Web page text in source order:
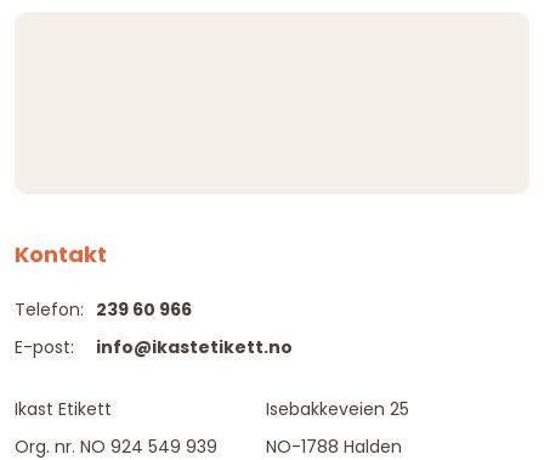
Kontakt
Telefon:
E-post:
239 60 966
info@ikastetikett.no
Ikast Etikett
Org. nr. NO 924 549 939
Isebakkeveien 25
NO-1788 Halden